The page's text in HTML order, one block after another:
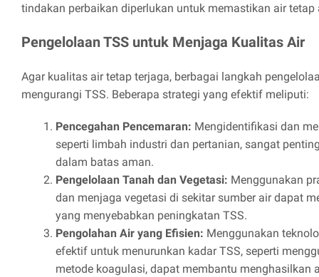
tindakan perbaikan diperlukan untuk memastikan air
Pengelolaan TSS untuk Menjaga Kualitas Air
Agar kualitas air tetap terjaga, berbagai langkah
mengurangi TSS. Beberapa strategi yang efektif meliputi:
Pencegahan Pencemaran: Mengidentifikasi dan
seperti limbah industri dan pertanian, sangat
dalam batas aman.
Pengelolaan Tanah dan Vegetasi: Menggunakan
dan menjaga vegetasi di sekitar sumber air dapat
yang menyebabkan peningkatan TSS.
Pengolahan Air yang Efisien: Menggunakan
efektif untuk menurunkan kadar TSS, seperti
metode koagulasi, dapat membantu menghasilkan